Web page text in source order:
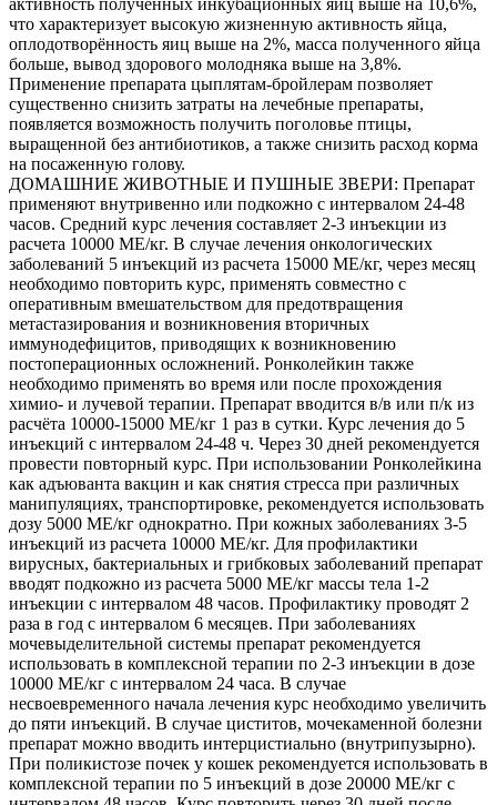
активность полученных инкубационных яиц выше на 10,6%,
что характеризует высокую жизненную активность яйца,
оплодотворённость яиц выше на 2%, масса полученного яйца
больше, вывод здорового молодняка выше на 3,8%.
Применение препарата цыплятам-бройлерам позволяет
существенно снизить затраты на лечебные препараты,
появляется возможность получить поголовье птицы,
выращенной без антибиотиков, а также снизить расход корма
на посаженную голову.
ДОМАШНИЕ ЖИВОТНЫЕ И ПУШНЫЕ ЗВЕРИ: Препарат
применяют внутривенно или подкожно с интервалом 24-48
часов. Средний курс лечения составляет 2-3 инъекции из
расчета 10000 МЕ/кг. В случае лечения онкологических
заболеваний 5 инъекций из расчета 15000 МЕ/кг, через месяц
необходимо повторить курс, применять совместно с
оперативным вмешательством для предотвращения
метастазирования и возникновения вторичных
иммунодефицитов, приводящих к возникновению
постоперационных осложнений. Ронколейкин также
необходимо применять во время или после прохождения
химио- и лучевой терапии. Препарат вводится в/в или п/к из
расчёта 10000-15000 МЕ/кг 1 раз в сутки. Курс лечения до 5
инъекций с интервалом 24-48 ч. Через 30 дней рекомендуется
провести повторный курс. При использовании Ронколейкина
как адъюванта вакцин и как снятия стресса при различных
манипуляциях, транспортировке, рекомендуется использовать
дозу 5000 МЕ/кг однократно. При кожных заболеваниях 3-5
инъекций из расчета 10000 МЕ/кг. Для профилактики
вирусных, бактериальных и грибковых заболеваний препарат
вводят подкожно из расчета 5000 МЕ/кг массы тела 1-2
инъекции с интервалом 48 часов. Профилактику проводят 2
раза в год с интервалом 6 месяцев. При заболеваниях
мочевыделительной системы препарат рекомендуется
использовать в комплексной терапии по 2-3 инъекции в дозе
10000 МЕ/кг с интервалом 24 часа. В случае
несвоевременного начала лечения курс необходимо увеличить
до пяти инъекций. В случае циститов, мочекаменной болезни
препарат можно вводить интерцистиально (внутрипузырно).
При поликистозе почек у кошек рекомендуется использовать в
комплексной терапии по 5 инъекций в дозе 20000 МЕ/кг с